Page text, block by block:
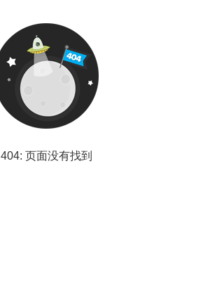
404: 页面没有找到